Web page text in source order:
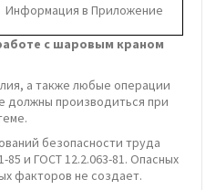
Информация в Приложение
с шаровым краном
а также любые операции
должны производиться при
безопасности труда
85 и ГОСТ 12.2.063-81. Опасных
факторов не создает.